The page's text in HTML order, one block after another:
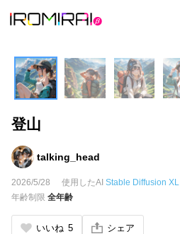
登山
talking_head
2026/5/28 使用したAI Stable Diffusion XL
年齢制限 全年齢
いいね 5 シェア